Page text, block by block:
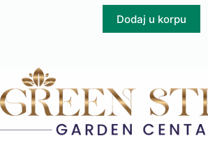
Dodaj u korpu